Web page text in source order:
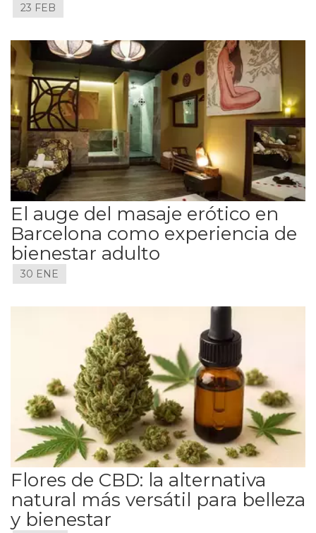
23 FEB
El auge del masaje erótico en
Barcelona como experiencia de
bienestar adulto
30 ENE
Flores de CBD: la alternativa
natural más versátil para belleza
y bienestar